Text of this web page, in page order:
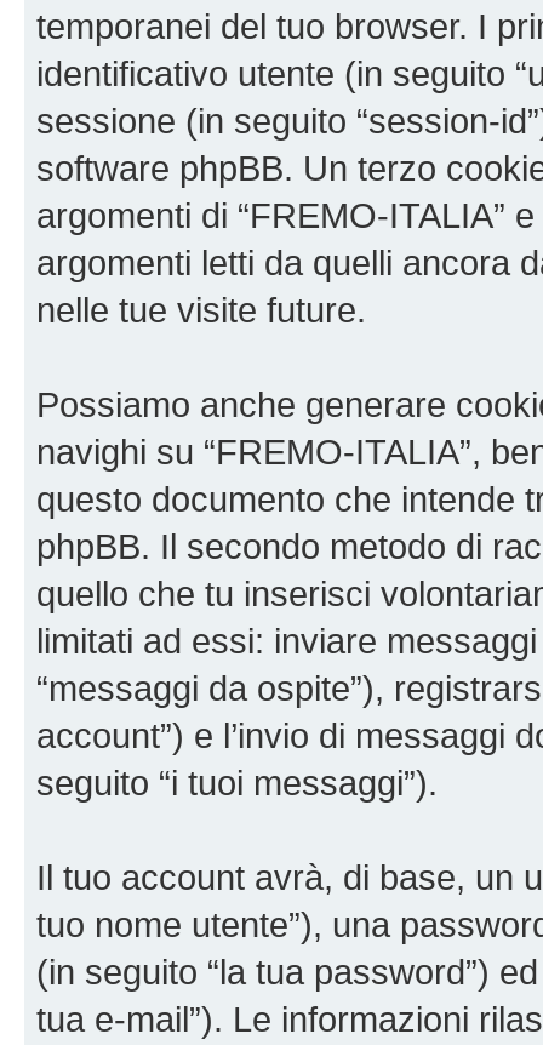
temporanei del tuo browser. I
identificativo utente (in seguito
sessione (in seguito “session-
software phpBB. Un terzo
argomenti di “FREMO-ITALIA”
argomenti letti da quelli ancora
nelle tue visite future.
Possiamo anche generare
navighi su “FREMO-ITALIA”,
questo documento che intende
phpBB. Il secondo metodo di
quello che tu inserisci
limitati ad essi: inviare
“messaggi da ospite”),
account”) e l’invio di messaggi
seguito “i tuoi messaggi”).
Il tuo account avrà, di base, un
tuo nome utente”), una
(in seguito “la tua password”)
tua e-mail”). Le informazioni